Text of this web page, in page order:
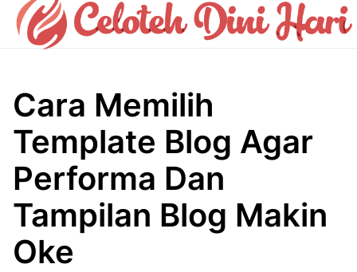
Cara Memilih
Template Blog Agar
Performa Dan
Tampilan Blog Makin
Oke